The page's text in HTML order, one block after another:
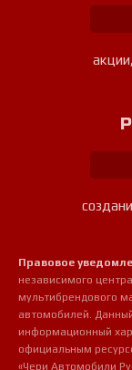
Правовое
независимого
мультибрендового
автомобилей.
информационный
официальным
«Чери Автомобили